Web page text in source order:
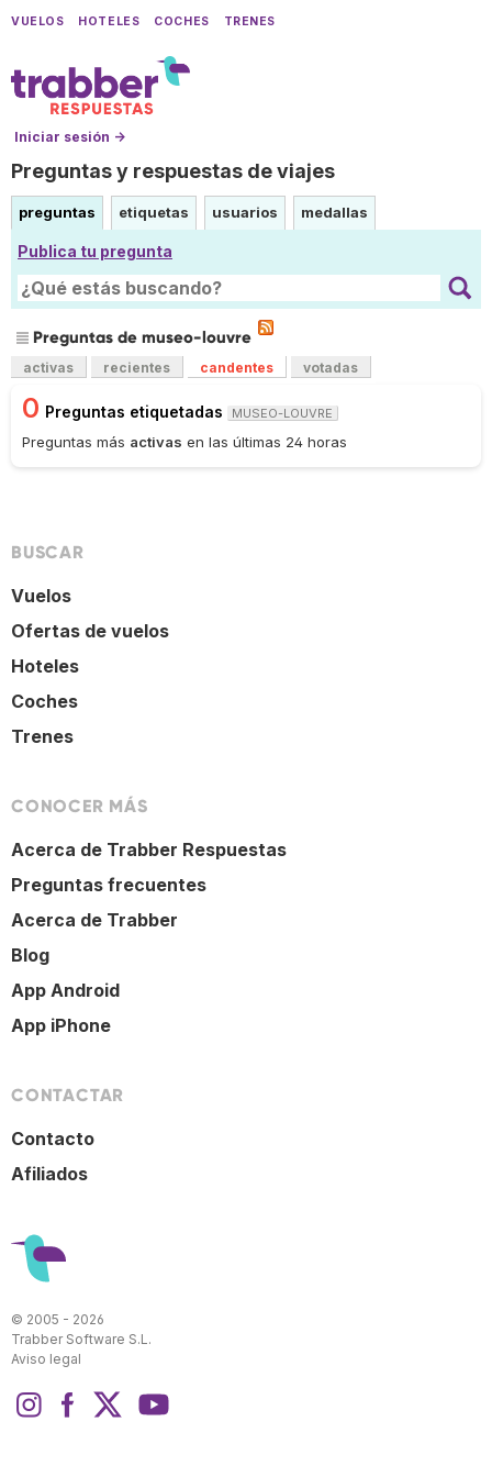
VUELOS HOTELES COCHES TRENES
Iniciar sesión →
Preguntas y respuestas de viajes
preguntas etiquetas usuarios medallas
Publica tu pregunta
Preguntas de museo-louvre
activas recientes candentes votadas
0 Preguntas etiquetadas MUSEO-LOUVRE
Preguntas más activas en las últimas 24 horas
BUSCAR
Vuelos
Ofertas de vuelos
Hoteles
Coches
Trenes
CONOCER MÁS
Acerca de Trabber Respuestas
Preguntas frecuentes
Acerca de Trabber
Blog
App Android
App iPhone
CONTACTAR
Contacto
Afiliados
© 2005 - 2026
Trabber Software S.L.
Aviso legal